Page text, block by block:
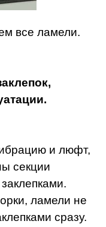
все ламели.
и люфт,
секции
ламели не
сразу.